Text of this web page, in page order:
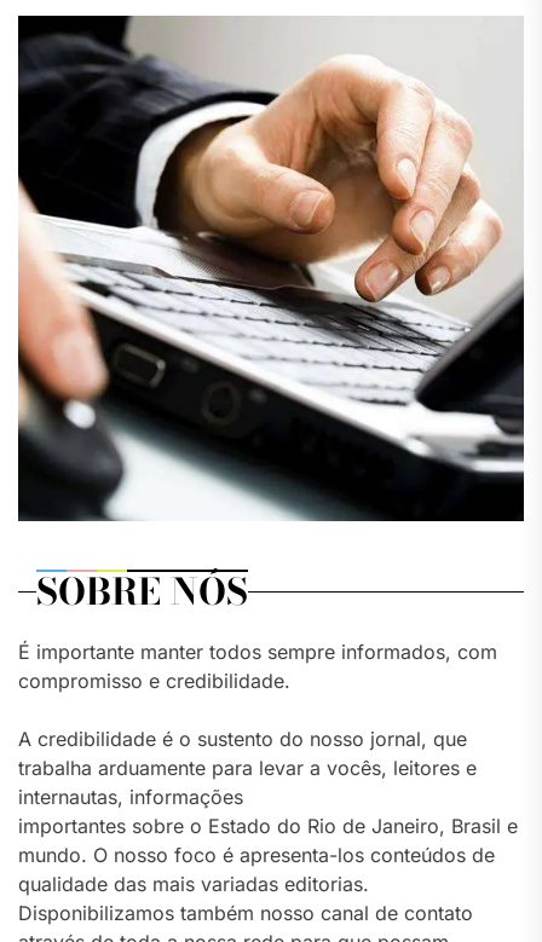
SOBRE NÓS
É importante manter todos sempre informados, com
compromisso e credibilidade.
A credibilidade é o sustento do nosso jornal, que
trabalha arduamente para levar a vocês, leitores e
internautas, informações
importantes sobre o Estado do Rio de Janeiro, Brasil e
mundo. O nosso foco é apresenta-los conteúdos de
qualidade das mais variadas editorias.
Disponibilizamos também nosso canal de contato